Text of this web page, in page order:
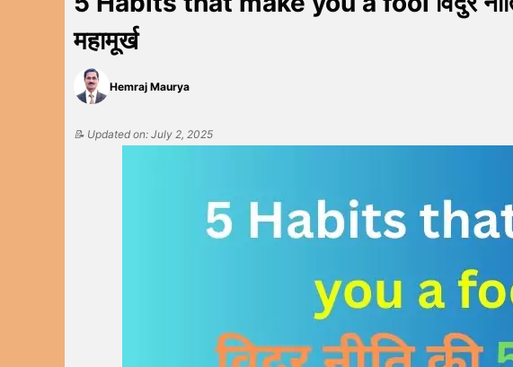
महामूर्ख
Hemraj Maurya
📝 Updated on: July 2, 2025